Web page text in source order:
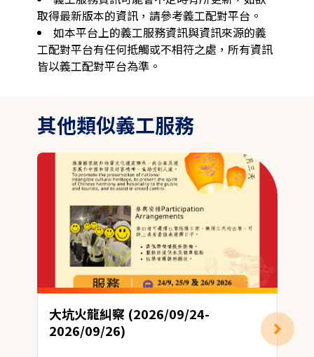
取得最新版本的資訊，請參考義工配對平台。
如本平台上的義工服務資訊與資訊來源的義
工配對平台有任何抵觸或不相符之處，所有資訊
皆以義工配對平台為準。
其他類似義工服務
大坑火龍糾察 (2026/09/24-
2026/09/26)